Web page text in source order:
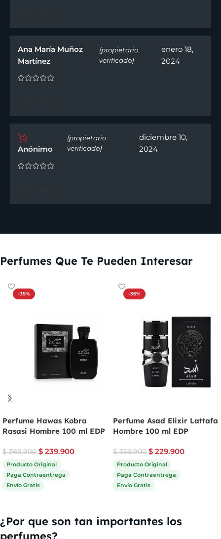
Ana María Muñoz
Martínez
(propietario
verificado)
enero 18,
2024
Anónimo
(propietario
verificado)
diciembre 10,
2024
Perfumes Que Te Pueden Interesar
-35%
Perfume Hawas Kobra
Rasasi Hombre 100 ml EDP
$369.900 $ 239.900
Producto Original
Paga Contraentrega
Envío Gratis
-36%
Perfume Asad Elixir Lattafa
Hombre 100 ml EDP
$359.900 $ 229.900
Producto Original
Paga Contraentrega
Envío Gratis
¿Por que son tan importantes los
perfumes?